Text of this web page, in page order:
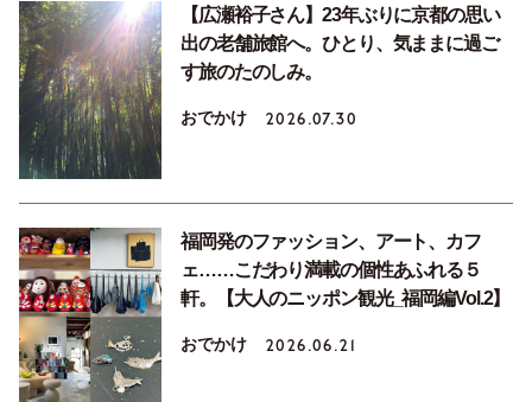
【広瀬裕子さん】23年ぶりに京都の思い
出の老舗旅館へ。ひとり、気ままに過ご
す旅のたのしみ。
おでかけ 2026.07.30
福岡発のファッション、アート、カフ
ェ……こだわり満載の個性あふれる５
軒。【大人のニッポン観光_福岡編Vol.2】
おでかけ 2026.06.21